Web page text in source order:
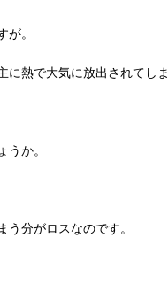
。
に熱で大気に放出されてしま
か。
分がロスなのです。